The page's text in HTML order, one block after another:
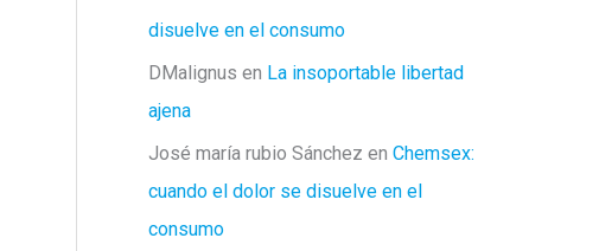
disuelve en el consumo
DMalignus en La insoportable libertad
ajena
José maría rubio Sánchez en Chemsex:
cuando el dolor se disuelve en el
consumo